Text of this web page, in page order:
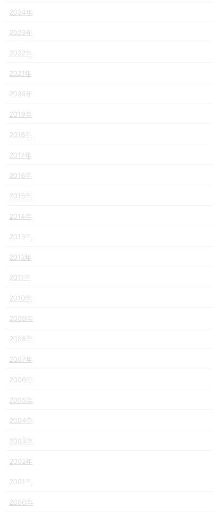
2024年
2023年
2022年
2021年
2020年
2019年
2018年
2017年
2016年
2015年
2014年
2013年
2012年
2011年
2010年
2009年
2008年
2007年
2006年
2005年
2004年
2003年
2002年
2001年
2000年